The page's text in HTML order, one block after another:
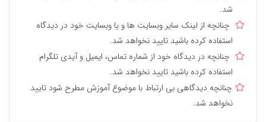
شد.
چنانچه از لینک سایر وبسایت ها و یا وبسایت خود در دیدگاه
استفاده کرده باشید تایید نخواهد شد.
چنانچه در دیدگاه خود از شماره تماس، ایمیل و آیدی تلگرام
استفاده کرده باشید تایید نخواهد شد.
چنانچه دیدگاهی بی ارتباط با موضوع آموزش مطرح شود تایید
نخواهد شد.